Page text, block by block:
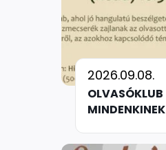
2026.09.08.
OLVASÓKLUB
MINDENKINEK